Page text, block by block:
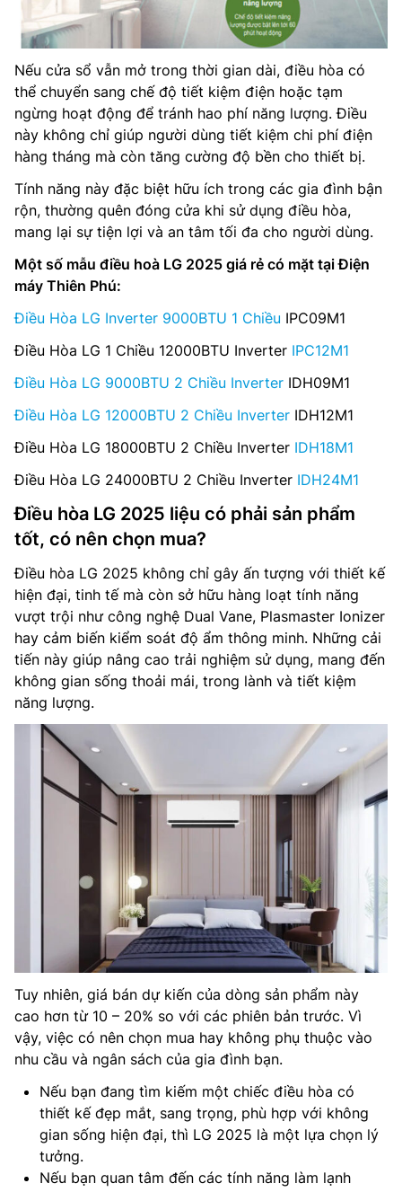
Nếu cửa sổ vẫn mở trong thời gian dài, điều hòa có
thể chuyển sang chế độ tiết kiệm điện hoặc tạm
ngừng hoạt động để tránh hao phí năng lượng. Điều
này không chỉ giúp người dùng tiết kiệm chi phí điện
hàng tháng mà còn tăng cường độ bền cho thiết bị.
Tính năng này đặc biệt hữu ích trong các gia đình bận
rộn, thường quên đóng cửa khi sử dụng điều hòa,
mang lại sự tiện lợi và an tâm tối đa cho người dùng.
Một số mẫu điều hoà LG 2025 giá rẻ có mặt tại Điện
máy Thiên Phú:
Điều Hòa LG Inverter 9000BTU 1 Chiều IPC09M1
Điều Hòa LG 1 Chiều 12000BTU Inverter IPC12M1
Điều Hòa LG 9000BTU 2 Chiều Inverter IDH09M1
Điều Hòa LG 12000BTU 2 Chiều Inverter IDH12M1
Điều Hòa LG 18000BTU 2 Chiều Inverter IDH18M1
Điều Hòa LG 24000BTU 2 Chiều Inverter IDH24M1
Điều hòa LG 2025 liệu có phải sản phẩm
tốt, có nên chọn mua?
Điều hòa LG 2025 không chỉ gây ấn tượng với thiết kế
hiện đại, tinh tế mà còn sở hữu hàng loạt tính năng
vượt trội như công nghệ Dual Vane, Plasmaster Ionizer
hay cảm biến kiểm soát độ ẩm thông minh. Những cải
tiến này giúp nâng cao trải nghiệm sử dụng, mang đến
không gian sống thoải mái, trong lành và tiết kiệm
năng lượng.
Tuy nhiên, giá bán dự kiến của dòng sản phẩm này
cao hơn từ 10 – 20% so với các phiên bản trước. Vì
vậy, việc có nên chọn mua hay không phụ thuộc vào
nhu cầu và ngân sách của gia đình bạn.
Nếu bạn đang tìm kiếm một chiếc điều hòa có
thiết kế đẹp mắt, sang trọng, phù hợp với không
gian sống hiện đại, thì LG 2025 là một lựa chọn lý
tưởng.
Nếu bạn quan tâm đến các tính năng làm lạnh